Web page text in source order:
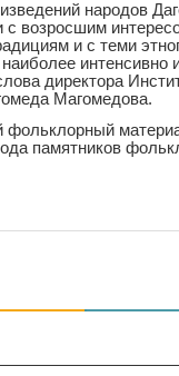
народов
возросшим
и с теми
интенсивно
директора
Магомедова.
памятников